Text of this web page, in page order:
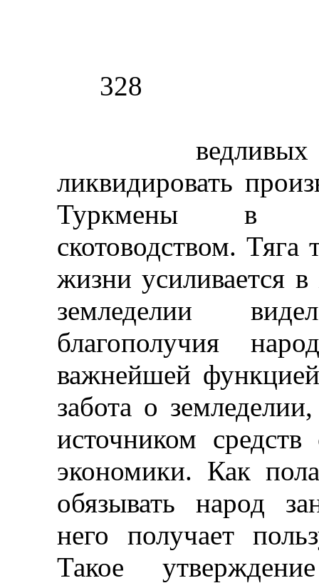
328
ведливых
ликвидировать
Туркмены в
скотоводством.
жизни
земледелии
благополучия
важнейшей
забота о
источником
экономики. Как
обязывать народ
него получает
Такое